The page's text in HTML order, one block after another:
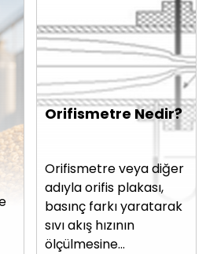
Orifismetre Nedir?
Orifismetre veya diğer
adıyla orifis plakası,
basınç farkı yaratarak
sıvı akış hızının
ölçülmesine…